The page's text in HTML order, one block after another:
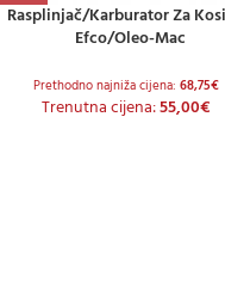
Rasplinjač/karburator Za
Efco/Oleo-Mac
Prethodno najniža cijena: 68,75€
Trenutna cijena:55,00€